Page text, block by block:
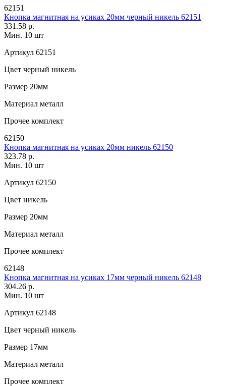
62151
Кнопка магнитная на усиках 20мм черный никель 62151
331.58 р.
Мин. 10 шт
Артикул 62151
Цвет черный никель
Размер 20мм
Материал металл
Прочее комплект
62150
Кнопка магнитная на усиках 20мм никель 62150
323.78 р.
Мин. 10 шт
Артикул 62150
Цвет никель
Размер 20мм
Материал металл
Прочее комплект
62148
Кнопка магнитная на усиках 17мм черный никель 62148
304.26 р.
Мин. 10 шт
Артикул 62148
Цвет черный никель
Размер 17мм
Материал металл
Прочее комплект